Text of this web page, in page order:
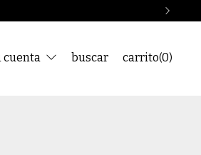
cuenta buscar carrito(0)